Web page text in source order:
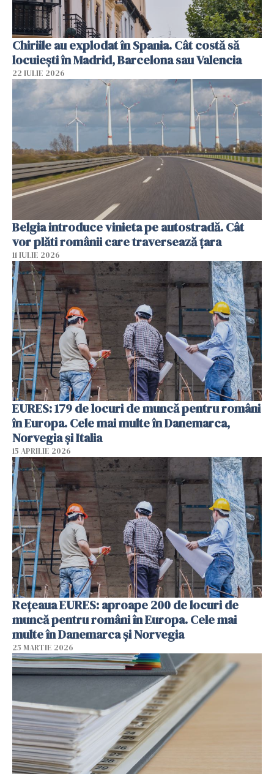
Chiriile au explodat în Spania. Cât costă să
locuiești în Madrid, Barcelona sau Valencia
22 IULIE 2026
Belgia introduce vinieta pe autostradă. Cât
vor plăti românii care traversează țara
11 IULIE 2026
EURES: 179 de locuri de muncă pentru români
în Europa. Cele mai multe în Danemarca,
Norvegia și Italia
15 APRILIE 2026
Rețeaua EURES: aproape 200 de locuri de
muncă pentru români în Europa. Cele mai
multe în Danemarca și Norvegia
25 MARTIE 2026